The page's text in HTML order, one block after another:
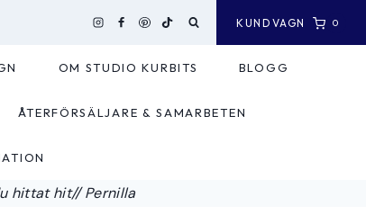
KUNDVAGN 0
OM STUDIO KURBITS BLOGG
ÅTERFÖRSÄLJARE & SAMARBETEN
hittat hit// Pernilla